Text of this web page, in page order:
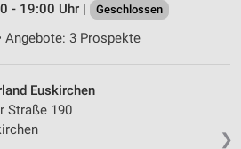
- 19:00 Uhr |
Geschlossen
Angebote: 3 Prospekte
❯
Euskirchen
Straße 190
von Inhalten
der Angebote